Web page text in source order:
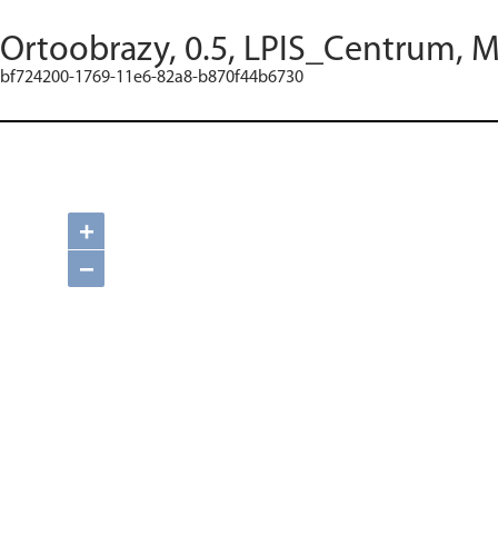
Ortoobrazy, 0.5, LPIS_Centrum,
bf724200-1769-11e6-82a8-b870f44b6730
+
−